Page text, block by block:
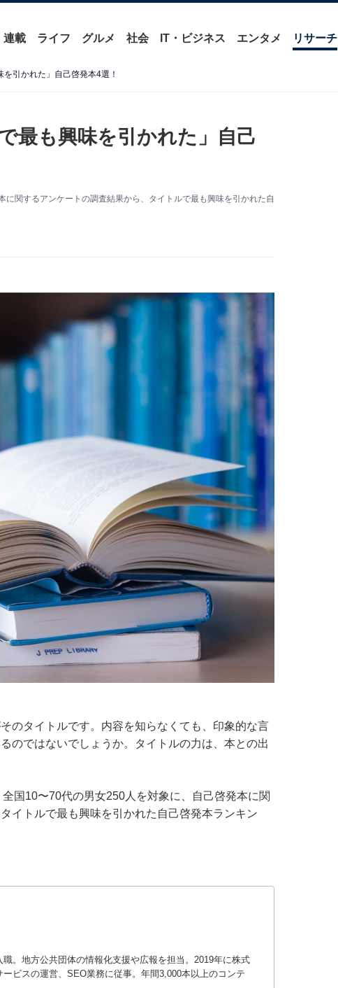
連載 ライフ グルメ 社会 IT・ビジネス エンタメ リサーチ
引かれた」自己啓発本4選！
最も興味を引かれた」自己
関するアンケートの調査結果から、タイトルで最も興味を引かれた自
のタイトルです。内容を知らなくても、印象的な言
のではないでしょうか。タイトルの力は、本との出
国10〜70代の男女250人を対象に、自己啓発本に関
イトルで最も興味を引かれた自己啓発本ランキン
。地方公共団体の情報化支援や広報を担当。2019年に株式
ビスの運営、SEO業務に従事。年間3,000本以上のコンテ